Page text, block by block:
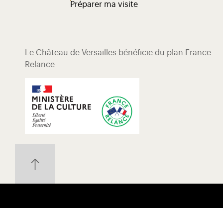
Préparer ma visite
Le Château de Versailles bénéficie du plan France
Relance